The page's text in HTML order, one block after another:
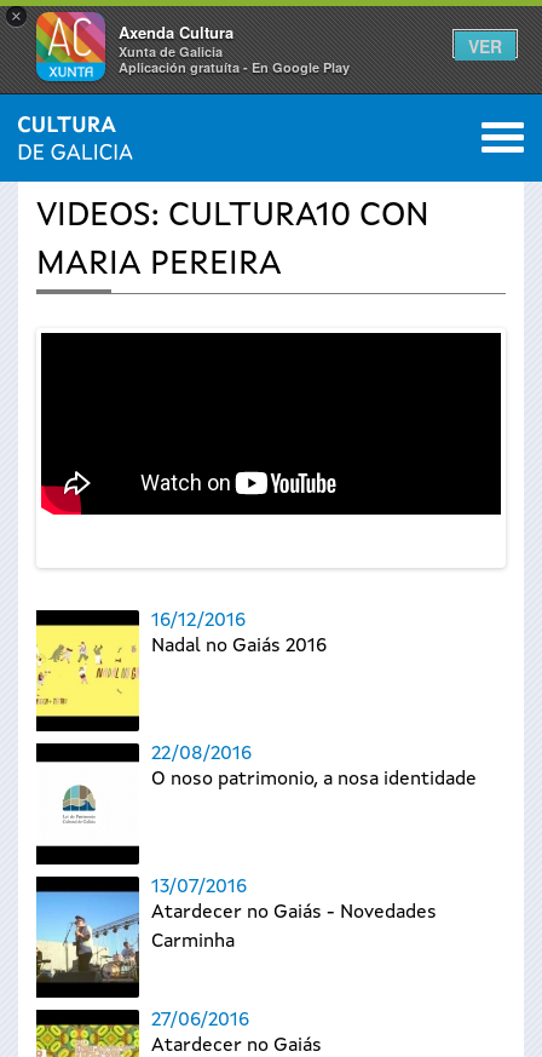
×
Axenda Cultura
Xunta de Galicia
Aplicación gratuíta - En Google Play
VER
Se
usted
INICIO › ACTUALIDAD 0
VIDEOS: CULTURA10 CON
MARIA PEREIRA
16/12/2016
Nadal no Gaiás 2016
22/08/2016
O noso patrimonio, a nosa identidade
13/07/2016
Atardecer no Gaiás - Novedades
Carminha
27/06/2016
Atardecer no Gaiás